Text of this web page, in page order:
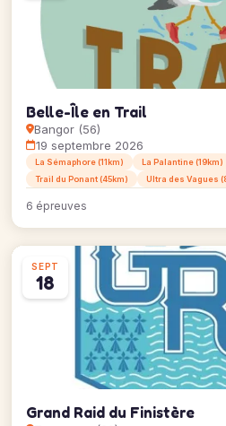
Belle-Île en Trail
Bangor (56)
19 septembre 2026
La Sémaphore (11km) La Palantine (19km)
Trail du Ponant (45km)
Ultra des Vagues
6 épreuves
SEPT
18
Grand Raid du Finistère